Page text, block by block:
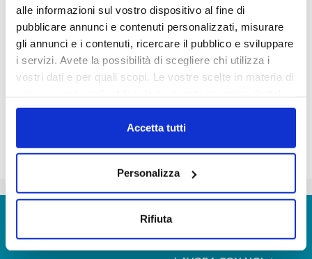
alle informazioni sul vostro dispositivo al fine di
pubblicare annunci e contenuti personalizzati, misurare
gli annunci e i contenuti, ricercare il pubblico e sviluppare
i servizi. Avete la possibilità di scegliere chi utilizza i
vostri dati e per quali scopi. Le vostre scelte in materia di
in cui avete effettuato le vostre scelte. È possibile
modificare o revocare il proprio consenso in qualsiasi
momento dalla Dichiarazione sui cookie o facendo clic
Con il tuo consenso, vorremmo anche:
raccogliere informazioni sulla tua posizione
Accetta tutti
Personalizza
Rifiuta
pubbliacqua_-_auguri_di_buon_2012.mp3
GIUDICA IL SERVIZIO